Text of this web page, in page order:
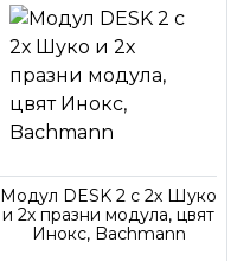
Модул DESK 2 с 2х Шуко
и 2х празни модула, цвят
Инокс, Bachmann